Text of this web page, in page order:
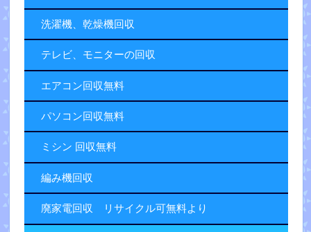
洗濯機、乾燥機回収
テレビ、モニターの回収
エアコン回収無料
パソコン回収無料
ミシン 回収無料
編み機回収
廃家電回収 リサイクル可無料より